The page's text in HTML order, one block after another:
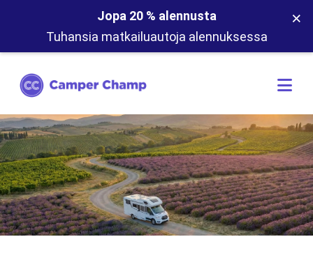
Jopa 20 % alennusta
Tuhansia matkailuautoja alennuksessa
×